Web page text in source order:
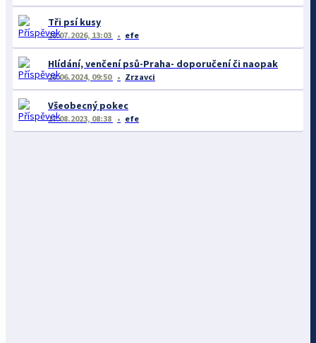
Tři psí kusy
28.07.2026, 13:03 efe
Hlídání, venčení psů-Praha- doporučení či naopak
28.06.2024, 09:50 Zrzavci
Všeobecný pokec
17.08.2023, 08:38 efe